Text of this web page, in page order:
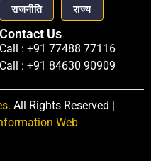
राजनीति राज्य
Contact Us
Call : +91 77488 77116
Call : +91 84630 90909
. All Rights Reserved |
Web